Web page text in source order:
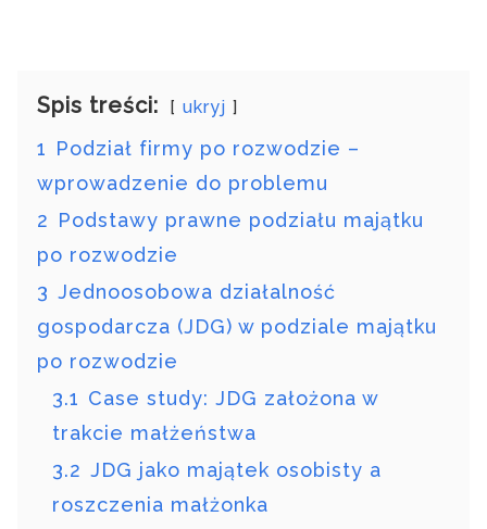
Spis treści: ukryj
1 Podział firmy po rozwodzie –
wprowadzenie do problemu
2 Podstawy prawne podziału majątku
po rozwodzie
3 Jednoosobowa działalność
gospodarcza (JDG) w podziale majątku
po rozwodzie
3.1 Case study: JDG założona w
trakcie małżeństwa
3.2 JDG jako majątek osobisty a
roszczenia małżonka